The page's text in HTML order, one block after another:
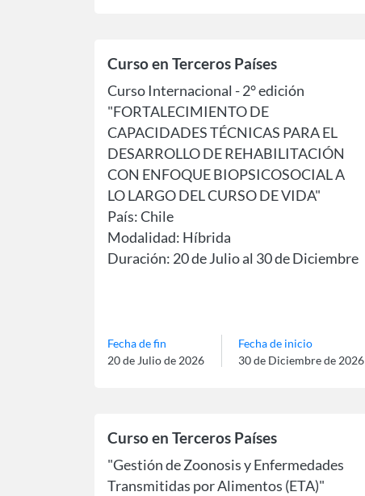
Curso en Terceros Países
Curso Internacional - 2° edición
"FORTALECIMIENTO DE
CAPACIDADES TÉCNICAS PARA EL
DESARROLLO DE REHABILITACIÓN
CON ENFOQUE BIOPSICOSOCIAL A
LO LARGO DEL CURSO DE VIDA"
País: Chile
Modalidad: Híbrida
Duración: 20 de Julio al 30 de Diciembre
Fecha de fin
20 de Julio de 2026
Fecha de inicio
30 de Diciembre de 2026
Curso en Terceros Países
"Gestión de Zoonosis y Enfermedades
Transmitidas por Alimentos (ETA)"